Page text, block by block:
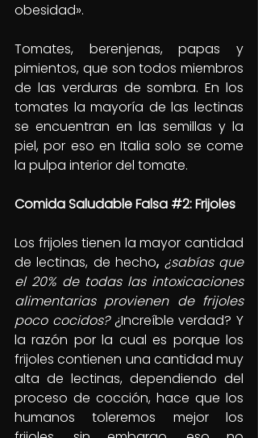
obesidad».
Tomates, berenjenas, papas y
pimientos, que son todos miembros
de las verduras de sombra. En los
tomates la mayoría de las lectinas
se encuentran en las semillas y la
piel, por eso en Italia solo se come
la pulpa interior del tomate.
Comida Saludable Falsa #2: Frijoles
Los frijoles tienen la mayor cantidad
de lectinas, de hecho, ¿sabías que
el 20% de todas las intoxicaciones
alimentarias provienen de frijoles
poco cocidos? ¿Increíble verdad? Y
la razón por la cual es porque los
frijoles contienen una cantidad muy
alta de lectinas, dependiendo del
proceso de cocción, hace que los
humanos toleremos mejor los